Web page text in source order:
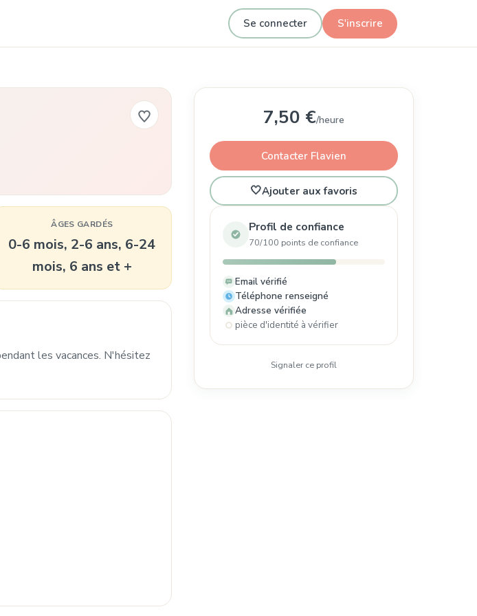
Se connecter S'inscrire
ÂGES GARDÉS
0-6 mois, 2-6 ans, 6-24
mois, 6 ans et +
les vacances. N'hésitez
7,50 €/heure
Contacter Flavien
🤍Ajouter aux favoris
Profil de confiance
70/100 points de confiance
Email vérifié
Téléphone renseigné
Adresse vérifiée
pièce d'identité à vérifier
Signaler ce profil